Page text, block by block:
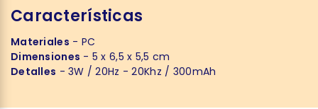
Características
Materiales - PC
Dimensiones - 5 x 6,5 x 5,5 cm
Detalles - 3W / 20Hz - 20Khz / 300mAh